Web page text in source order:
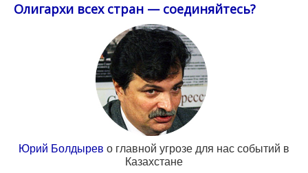
Олигархи всех стран — соединяйтесь?
Юрий Болдырев о главной угрозе для нас событий в
Казахстане